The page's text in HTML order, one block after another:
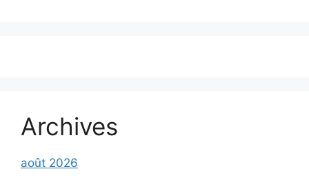
Archives
août 2026